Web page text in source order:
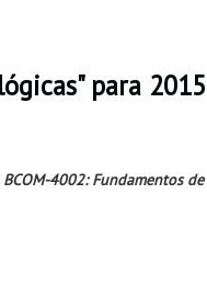
para 2015
BCOM-4002: Fundamentos de